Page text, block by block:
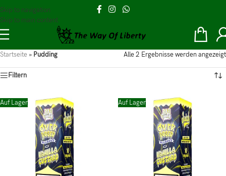
Skip to navigation
Skip to main content
Startseite » Pudding Alle 2 Ergebnisse werden angezeigt
Filtern
Auf Lager Auf Lager